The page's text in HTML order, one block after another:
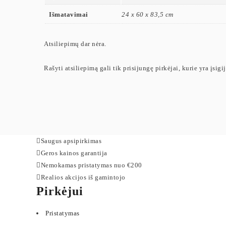
Išmatavimai 24 x 60 x 83,5 cm
Atsiliepimų dar nėra.
Rašyti atsiliepimą gali tik prisijungę pirkėjai, kurie yra
Saugus apsipirkimas
Geros kainos garantija
Nemokamas pristatymas nuo €200
Realios akcijos iš gamintojo
Pirkėjui
Pristatymas